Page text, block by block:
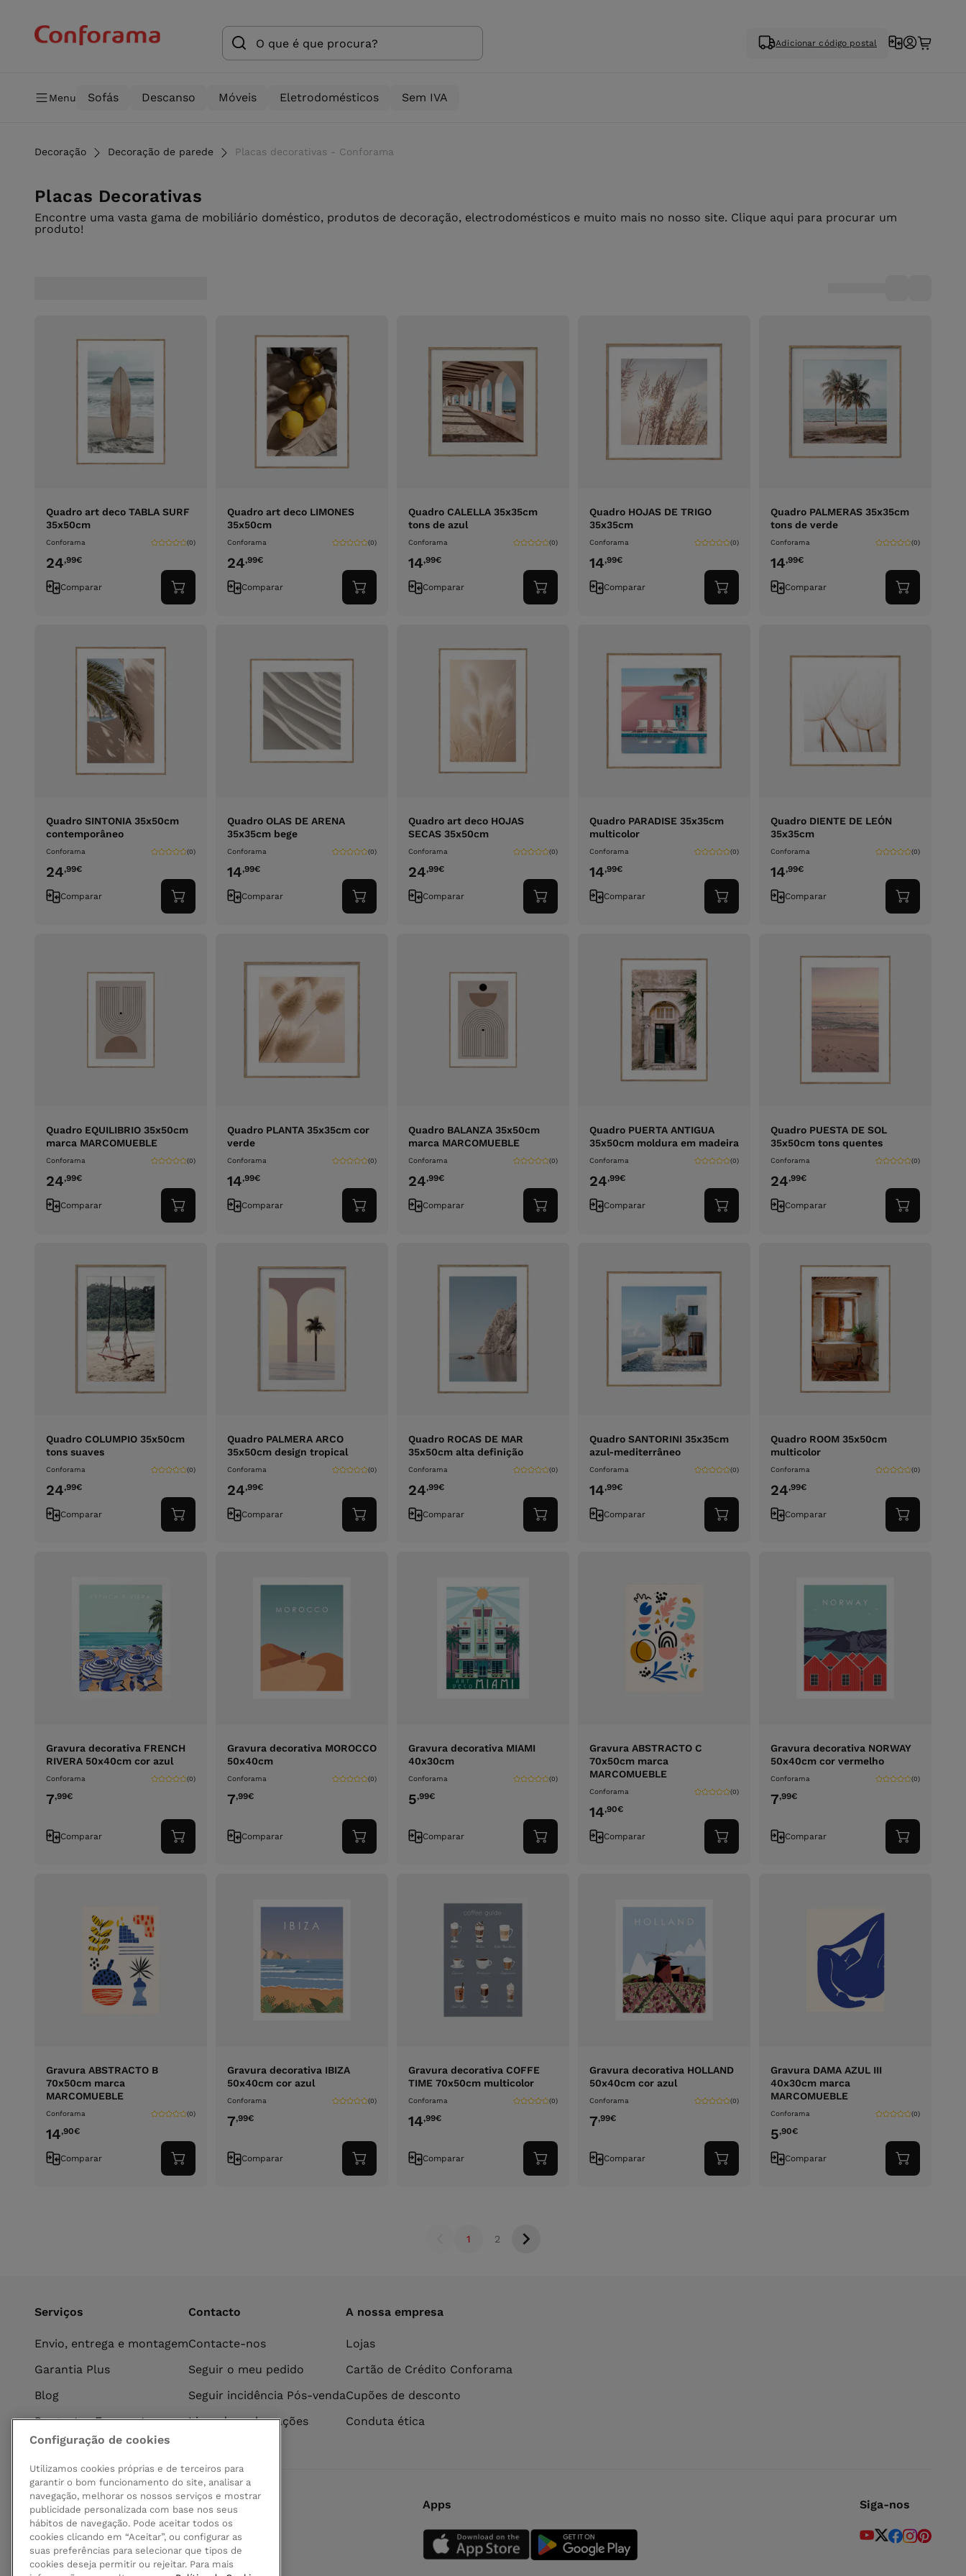
Adicionar código postal
Menu Sofás Descanso Móveis Eletrodomésticos Sem IVA
Decoração Decoração de parede Placas decorativas - Conforama
Placas Decorativas
Encontre uma vasta gama de mobiliário doméstico, produtos de decoração, electrodomésticos e muito mais no nosso site. Clique aqui para procurar um
produto!
Quadro art deco TABLA SURF
35x50cm
Conforama (0)
24,99€
Comparar
Adicionar
ao
Quadro art deco LIMONES
35x50cm
Conforama (0)
24,99€
Comparar
Adicionar
ao
Quadro CALELLA 35x35cm
tons de azul
Conforama (0)
14,99€
Comparar
Adicionar
ao
Quadro HOJAS DE TRIGO
35x35cm
Conforama (0)
14,99€
Comparar
Adicionar
ao
Quadro PALMERAS 35x35cm
tons de verde
Conforama (0)
14,99€
Comparar
Adicionar
ao
Quadro SINTONIA 35x50cm
contemporâneo
Conforama (0)
24,99€
Comparar
Adicionar
ao
Quadro OLAS DE ARENA
35x35cm bege
Conforama (0)
14,99€
Comparar
Adicionar
ao
Quadro art deco HOJAS
SECAS 35x50cm
Conforama (0)
24,99€
Comparar
Adicionar
ao
Quadro PARADISE 35x35cm
multicolor
Conforama (0)
14,99€
Comparar
Adicionar
ao
Quadro DIENTE DE LEÓN
35x35cm
Conforama (0)
14,99€
Comparar
Adicionar
ao
Quadro EQUILIBRIO 35x50cm
marca MARCOMUEBLE
Conforama (0)
24,99€
Comparar
Adicionar
ao
Quadro PLANTA 35x35cm cor
verde
Conforama (0)
14,99€
Comparar
Adicionar
ao
Quadro BALANZA 35x50cm
marca MARCOMUEBLE
Conforama (0)
24,99€
Comparar
Adicionar
ao
Quadro PUERTA ANTIGUA
35x50cm moldura em madeira
Conforama (0)
24,99€
Comparar
Adicionar
ao
Quadro PUESTA DE SOL
35x50cm tons quentes
Conforama (0)
24,99€
Comparar
Adicionar
ao
Quadro COLUMPIO 35x50cm
tons suaves
Conforama (0)
24,99€
Comparar
Adicionar
ao
Quadro PALMERA ARCO
35x50cm design tropical
Conforama (0)
24,99€
Comparar
Adicionar
ao
Quadro ROCAS DE MAR
35x50cm alta definição
Conforama (0)
24,99€
Comparar
Adicionar
ao
Quadro SANTORINI 35x35cm
azul-mediterrâneo
Conforama (0)
14,99€
Comparar
Adicionar
ao
Quadro ROOM 35x50cm
multicolor
Conforama (0)
24,99€
Comparar
Adicionar
ao
Gravura decorativa FRENCH
RIVERA 50x40cm cor azul
Conforama (0)
7,99€
Comparar
Adicionar
ao
Gravura decorativa MOROCCO
50x40cm
Conforama (0)
7,99€
Comparar
Adicionar
ao
Gravura decorativa MIAMI
40x30cm
Conforama (0)
5,99€
Comparar
Adicionar
ao
Gravura ABSTRACTO C
70x50cm marca
MARCOMUEBLE
Conforama (0)
14,90€
Comparar
Adicionar
ao
Gravura decorativa NORWAY
50x40cm cor vermelho
Conforama (0)
7,99€
Comparar
Adicionar
ao
Gravura ABSTRACTO B
70x50cm marca
MARCOMUEBLE
Conforama (0)
14,90€
Comparar
Adicionar
ao
Gravura decorativa IBIZA
50x40cm cor azul
Conforama (0)
7,99€
Comparar
Adicionar
ao
Gravura decorativa COFFE
TIME 70x50cm multicolor
Conforama (0)
14,99€
Comparar
Adicionar
ao
Gravura decorativa HOLLAND
50x40cm cor azul
Conforama (0)
7,99€
Comparar
Adicionar
ao
Gravura DAMA AZUL III
40x30cm marca
MARCOMUEBLE
Conforama (0)
5,90€
Comparar
Adicionar
ao
1 2
Serviços
Envio, entrega e montagem
Garantia Plus
Blog
Perguntas Frequentes
Contacto
Contacte-nos
Seguir o meu pedido
Seguir incidência Pós-venda
Livro de reclamações
A nossa empresa
Lojas
Cartão de Crédito Conforama
Cupões de desconto
Conduta ética
Pagamento seguro Apps Siga-nos
Configuração de cookies
Utilizamos cookies próprias e de terceiros para
garantir o bom funcionamento do site, analisar a
navegação, melhorar os nossos serviços e mostrar
publicidade personalizada com base nos seus
hábitos de navegação. Pode aceitar todos os
cookies clicando em “Aceitar”, ou configurar as
suas preferências para selecionar que tipos de
cookies deseja permitir ou rejeitar. Para mais